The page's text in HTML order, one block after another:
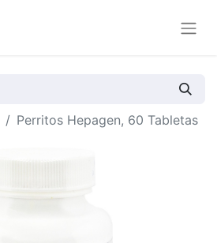
Perritos Hepagen, 60 Tabletas